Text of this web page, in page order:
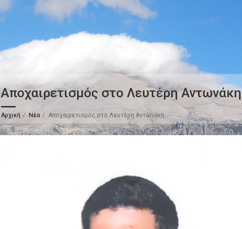
Αποχαιρετισμός στο Λευτέρη Αντωνάκη
Αρχική Νέα Αποχαιρετισμός στο Λευτέρη Αντωνάκη